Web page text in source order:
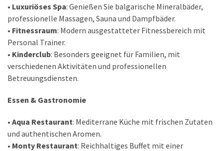
reise-
hacks
Abenteuer
wandern
roadtrips
(10)
• Luxuriöses Spa: Genießen Sie balgarische Mineralbäder,
professionelle Massagen, Sauna und Dampfbäder.
• Fitnessraum: Modern ausgestatteter Fitnessbereich mit
Personal Trainer.
• Kinderclub: Besonders geeignet für Familien, mit
verschiedenen Aktivitäten und professionellen
Betreuungsdiensten.
Essen & Gastronomie
• Aqua Restaurant: Mediterrane Küche mit frischen Zutaten
und authentischen Aromen.
• Monty Restaurant: Reichhaltiges Buffet mit einer